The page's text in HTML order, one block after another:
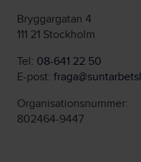
Bryggargatan 4
111 21 Stockholm
Tel: 08-641 22 50
E-post:
Organisationsnummer:
802464-9447